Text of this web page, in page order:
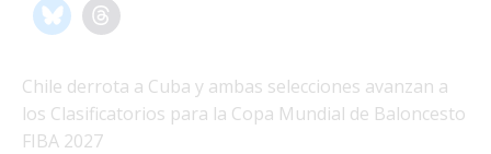
Chile derrota a Cuba y ambas selecciones avanzan a
los Clasificatorios para la Copa Mundial de Baloncesto
FIBA 2027